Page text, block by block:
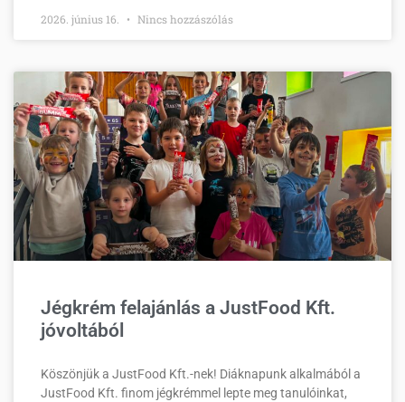
2026. június 16. Nincs hozzászólás
Jégkrém felajánlás a JustFood Kft.
jóvoltából
Köszönjük a JustFood Kft.-nek! Diáknapunk alkalmából a
JustFood Kft. finom jégkrémmel lepte meg tanulóinkat,